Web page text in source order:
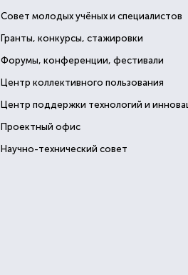
Совет молодых учёных и специалистов
Гранты, конкурсы, стажировки
Форумы, конференции, фестивали
Центр коллективного пользования
Центр поддержки технологий и
Проектный офис
Научно-технический совет